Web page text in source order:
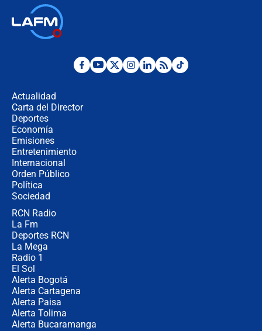
Desde dermatitis hasta infecciones:
Actualidad
Carta del Director
Deportes
Economía
Emisiones
Entretenimiento
Internacional
Orden Público
Política
Sociedad
RCN Radio
La Fm
Deportes RCN
La Mega
Radio 1
El Sol
Alerta Bogotá
Alerta Cartagena
Alerta Paisa
Alerta Tolima
Alerta Bucaramanga